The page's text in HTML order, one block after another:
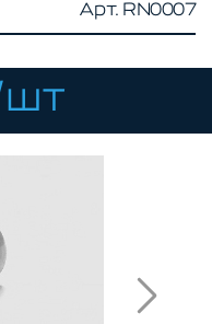
Арт. RN0007
шт